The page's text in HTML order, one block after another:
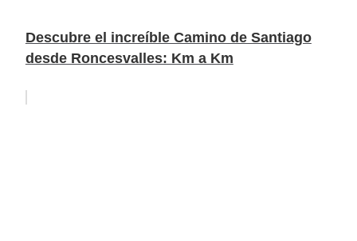
Descubre el increíble Camino de Santiago
desde Roncesvalles: Km a Km